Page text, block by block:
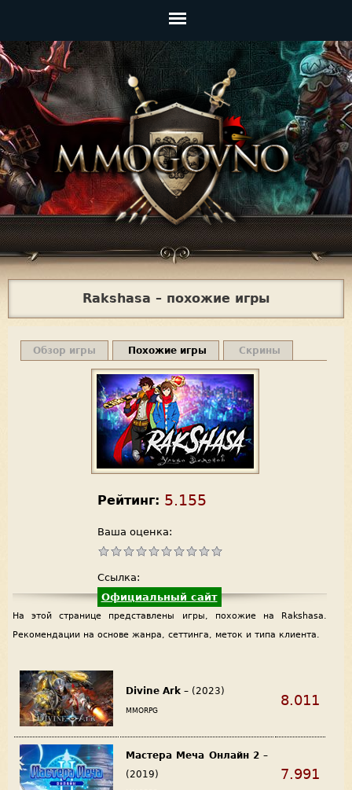
Главное
меню
Jump to navigation
Rakshasa – похожие игры
Обзор игры Похожие игры Скрины
Рейтинг: 5.155
Ваша оценка:
Ссылка:
Официальный сайт
На этой странице представлены игры, похожие на Rakshasa.
Рекомендации на основе жанра, сеттинга, меток и типа клиента.
Divine Ark – (2023)
MMORPG
8.011
Мастера Меча Онлайн 2–
(2019)
7.991